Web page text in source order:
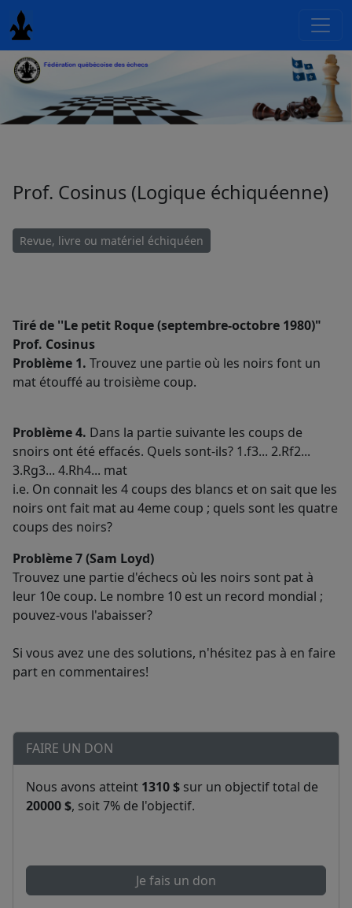
Prof. Cosinus (Logique échiquéenne)
Revue, livre ou matériel échiquéen
Tiré de ''Le petit Roque (septembre-octobre 1980)"
Prof. Cosinus
Problème 1. Trouvez une partie où les noirs font un
mat étouffé au troisième coup.
Problème 4. Dans la partie suivante les coups de
snoirs ont été effacés. Quels sont-ils? 1.f3... 2.Rf2...
3.Rg3... 4.Rh4... mat
i.e. On connait les 4 coups des blancs et on sait que les
noirs ont fait mat au 4eme coup ; quels sont les quatre
coups des noirs?
Problème 7 (Sam Loyd)
Trouvez une partie d'échecs où les noirs sont pat à
leur 10e coup. Le nombre 10 est un record mondial ;
pouvez-vous l'abaisser?
Si vous avez une des solutions, n'hésitez pas à en faire
part en commentaires!
FAIRE UN DON
Nous avons atteint 1310 $ sur un objectif total de
20000 $, soit 7% de l'objectif.
Je fais un don